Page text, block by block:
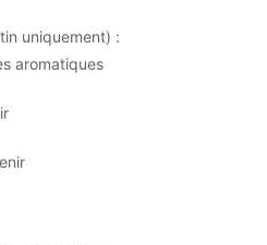
uniquement) :
aromatiques